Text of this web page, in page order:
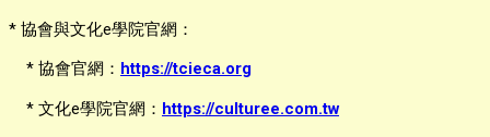
* 協會與文化e學院官網：
* 協會官網： https://tcieca.org
* 文化e學院官網： https://culturee.com.tw